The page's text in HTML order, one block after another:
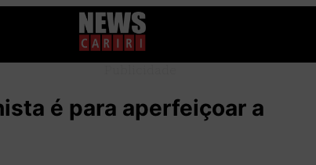
é para aperfeiçoar a